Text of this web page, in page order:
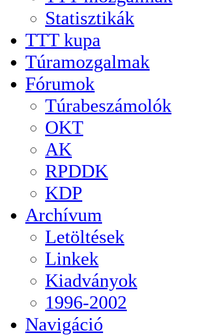
Statisztikák
TTT kupa
Túramozgalmak
Fórumok
Túrabeszámolók
OKT
AK
RPDDK
KDP
Archívum
Letöltések
Linkek
Kiadványok
1996-2002
Navigáció